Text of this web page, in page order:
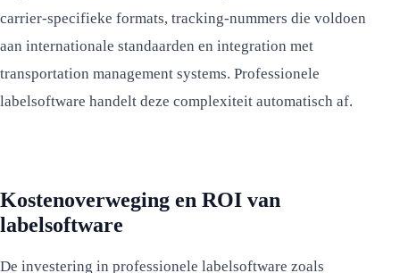
carrier-specifieke formats, tracking-nummers die voldoen
aan internationale standaarden en integration met
transportation management systems. Professionele
labelsoftware handelt deze complexiteit automatisch af.
Kostenoverweging en ROI van
labelsoftware
De investering in professionele labelsoftware zoals